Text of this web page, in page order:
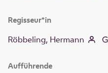
Regisseur*in
Röbbeling, Hermann
Aufführende